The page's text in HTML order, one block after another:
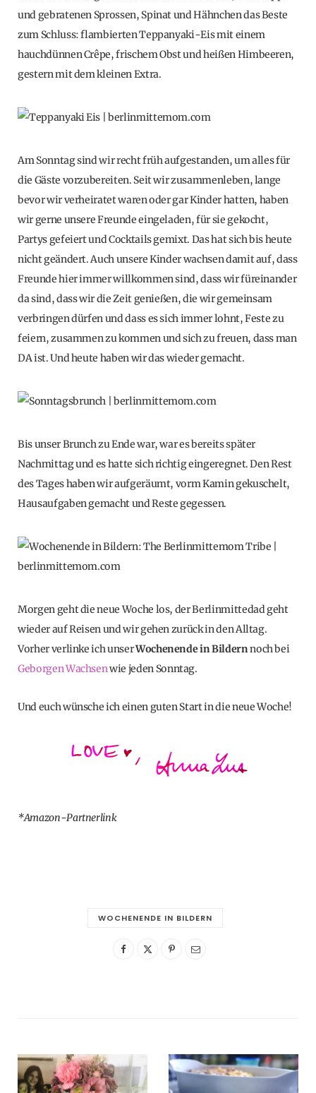
und gebratenen Sprossen, Spinat und Hähnchen das Beste
zum Schluss: flambierten Teppanyaki-Eis mit einem
hauchdünnen Crêpe, frischem Obst und heißen Himbeeren,
gestern mit dem kleinen Extra.
Am Sonntag sind wir recht früh aufgestanden, um alles für
die Gäste vorzubereiten. Seit wir zusammenleben, lange
bevor wir verheiratet waren oder gar Kinder hatten, haben
wir gerne unsere Freunde eingeladen, für sie gekocht,
Partys gefeiert und Cocktails gemixt. Das hat sich bis heute
nicht geändert. Auch unsere Kinder wachsen damit auf, dass
Freunde hier immer willkommen sind, dass wir füreinander
da sind, dass wir die Zeit genießen, die wir gemeinsam
verbringen dürfen und dass es sich immer lohnt, Feste zu
feiern, zusammen zu kommen und sich zu freuen, dass man
DA ist. Und heute haben wir das wieder gemacht.
Bis unser Brunch zu Ende war, war es bereits später
Nachmittag und es hatte sich richtig eingeregnet. Den Rest
des Tages haben wir aufgeräumt, vorm Kamin gekuschelt,
Hausaufgaben gemacht und Reste gegessen.
Morgen geht die neue Woche los, der Berlinmittedad geht
wieder auf Reisen und wir gehen zurück in den Alltag.
Vorher verlinke ich unserWochenende in Bildernnoch bei
Geborgen Wachsenwie jeden Sonntag.
Und euch wünsche ich einen guten Start in die neue Woche!
*Amazon-Partnerlink
WOCHENENDE IN BILDERN